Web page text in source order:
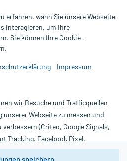
4,9 von 5 Sternen abgegeben.
zzgl. Versandkosten
werden ausschließlich für
durch einen Arzt. Bitte
| Diese Webseite benutzt
dazu die wichtigen Hinweise in
Für den Widerruf einer Bestellung
erfahren, wann Sie unsere Webseite
interagieren, um Ihre
Sie können Ihre Cookie-
Impressum
wir Besuche und Trafficquellen
Webseite zu messen und
(Criteo, Google Signals,
Tracking, Facebook Pixel,